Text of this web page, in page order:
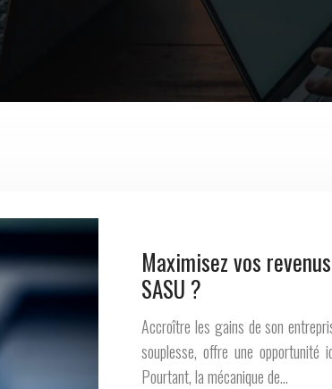
Maximisez vos
SASU ?
Accroître les gains de son
souplesse, offre une opportunité
Pourtant, la mécanique de…